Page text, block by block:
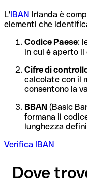
L'IBAN Irlanda è
elementi che
Codice Paese:
in cui è aperto il
Cifre di
calcolate con il
consentono la
BBAN (Basic
formana il
lunghezza
Verifica IBAN
Dove